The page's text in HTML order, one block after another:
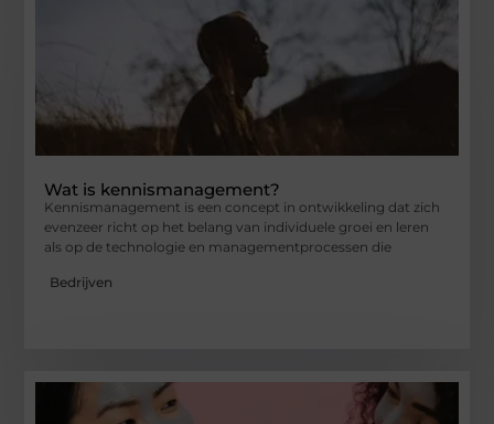
Wat is kennismanagement?
Kennismanagement is een concept in ontwikkeling dat zich
evenzeer richt op het belang van individuele groei en leren
als op de technologie en managementprocessen die
Bedrijven